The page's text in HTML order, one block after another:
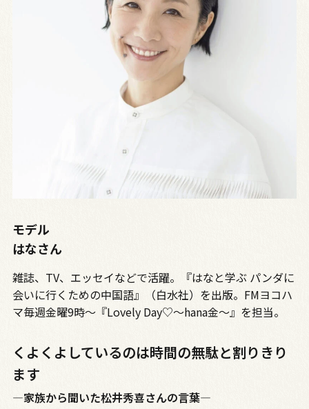
モデル
はなさん
雑誌、TV、エッセイなどで活躍。『はなと学ぶ パンダに
会いに行くための中国語』（白水社）を出版。FMヨコハ
マ毎週金曜9時～『Lovely Day♡～hana金～』を担当。
くよくよしているのは時間の無駄と割りきり
ます
―家族から聞いた松井秀喜さんの言葉―